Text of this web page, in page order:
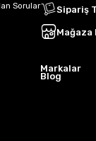
Sorular
Sipariş
Mağaza
Markalar
Blog